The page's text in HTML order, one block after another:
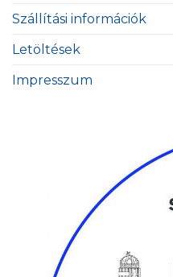
Szállítási információk
Letöltések
Impresszum